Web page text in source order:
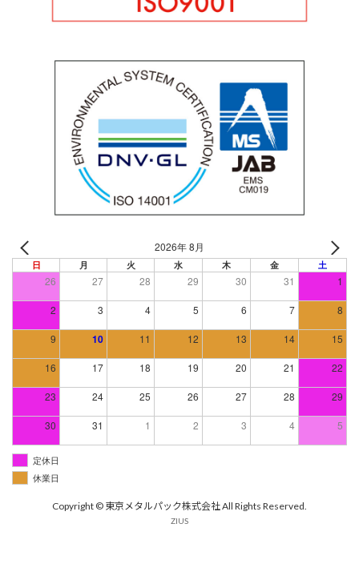
2026年 8月
日 月 火 水 木 金 土
26 27 28 29 30 31 1
2 3 4 5 6 7 8
9 10 11 12 13 14 15
16 17 18 19 20 21 22
23 24 25 26 27 28 29
30 31 1 2 3 4 5
定休日
休業日
Copyright © 東京メタルパック株式会社 All Rights Reserved.
ZIUS